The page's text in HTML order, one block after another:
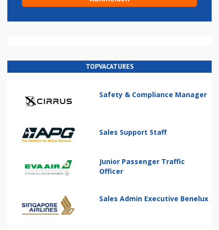
TOPVACATURES
Safety & Compliance Manager
Sales Support Staff
Junior Passenger Traffic
Officer
Sales Admin Executive Benelux